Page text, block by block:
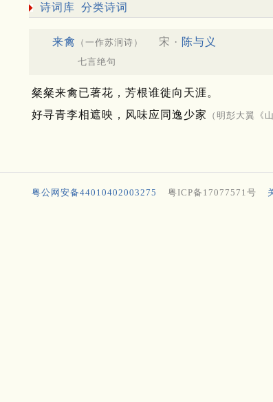
诗词库 分类诗词
来禽 （一作苏泂诗） 宋 · 陈与义
七言绝句
粲粲来禽已著花，芳根谁徙向天涯。
好寻青李相遮映，风味应同逸少家
（明彭大翼《
粤公网安备44010402003275 粤ICP备17077571号